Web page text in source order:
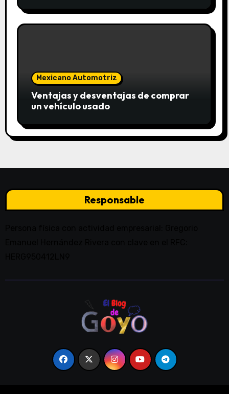
Mexicano Automotriz
Ventajas y desventajas de comprar
un vehículo usado
Responsable